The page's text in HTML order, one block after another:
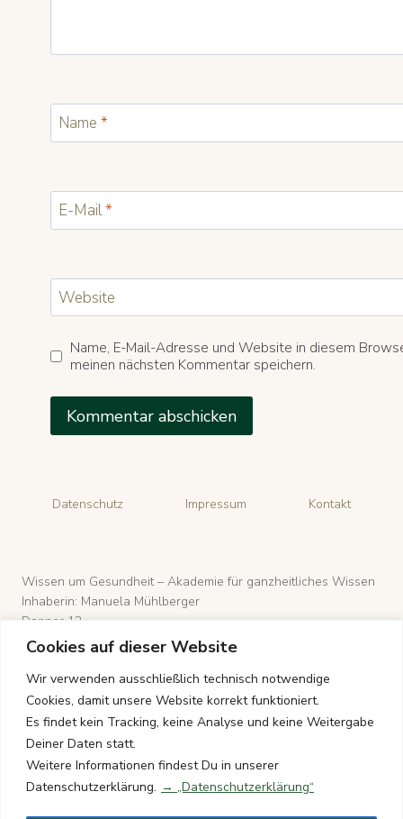
Cookies auf dieser Website
Wir verwenden ausschließlich technisch notwendige
Cookies, damit unsere Website korrekt funktioniert.
Es findet kein Tracking, keine Analyse und keine Weitergabe
Deiner Daten statt.
Weitere Informationen findest Du in unserer
Datenschutzerklärung. → „Datenschutzerklärung“
Name *
E-Mail*
Website
Name, E-Mail-Adresse und Website in diesem
meinen nächsten Kommentar speichern.
Datenschutz Impressum Kontakt
Wissen um Gesundheit – Akademie für ganzheitliches Wissen
Inhaberin: Manuela Mühlberger
Danner 12
4971 Aurolzmünster, Österreich
E-Mail: wissen-um-gesundheit@gmx.de
Telefon: +43 176 8411 9281